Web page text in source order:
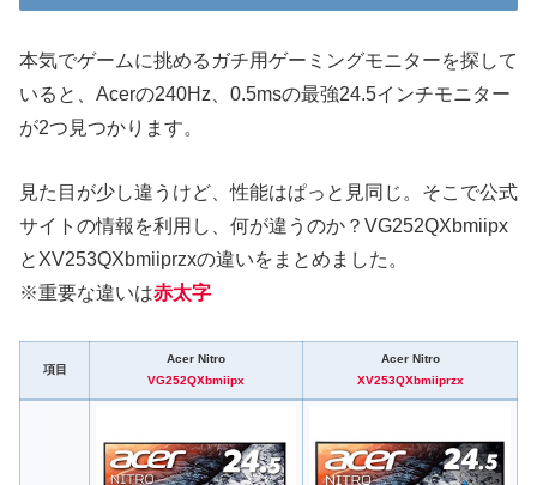
本気でゲームに挑めるガチ用ゲーミングモニターを探して
いると、Acerの240Hz、0.5msの最強24.5インチモニター
が2つ見つかります。
見た目が少し違うけど、性能はぱっと見同じ。そこで公式
サイトの情報を利用し、何が違うのか？VG252QXbmiipx
とXV253QXbmiiprzxの違いをまとめました。
※重要な違いは赤太字
項目
Acer Nitro
VG252QXbmiipx
Acer Nitro
XV253QXbmiiprzx